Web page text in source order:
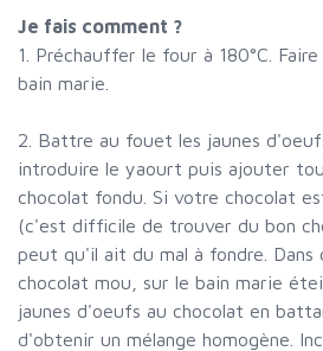
Je fais comment ?
1. Préchauffer le four à 180°C.
bain marie.
2. Battre au fouet les jaunes
introduire le yaourt puis ajouter
chocolat fondu. Si votre chocolat
(c'est difficile de trouver du bon
peut qu'il ait du mal à fondre. Dans
chocolat mou, sur le bain marie
jaunes d'oeufs au chocolat en
d'obtenir un mélange homogène.